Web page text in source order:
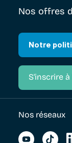
Nos offres
Notre
S'inscrire
Nos réseaux